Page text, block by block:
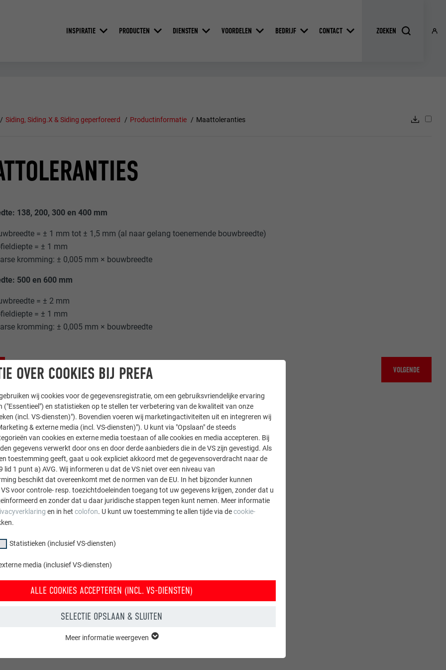
INSPIRATIE PRODUCTEN DIENSTEN VOORDELEN BEDRIJF CONTACT
Siding, Siding.X & Siding geperforeerd Productinformatie Maattoleranties
138, 200, 300 en 400 mm
= ± 1 mm tot ± 1,5 mm (al naar gelang toenemende bouwbreedte)
= ± 1 mm
kromming: ± 0,005 mm × bouwbreedte
500 en 600 mm
= ± 2 mm
= ± 1 mm
kromming: ± 0,005 mm × bouwbreedte
VOLGENDE
OVER COOKIES BIJ PREFA
wij cookies voor de gegevensregistratie, om een gebruiksvriendelijke ervaring
("Essentieel") en statistieken op te stellen ter verbetering van de kwaliteit van onze
(incl. VS-diensten)"). Bovendien voeren wij marketingactiviteiten uit en integreren wij
& externe media (incl. VS-diensten)"). U kunt via "Opslaan" de steeds
van cookies en externe media toestaan of alle cookies en media accepteren. Bij
gegevens verwerkt door ons en door derde aanbieders die in de VS zijn gevestigd. Als
toestemming geeft, gaat u ook expliciet akkoord met de gegevensoverdracht naar de
lid 1 punt a) AVG. Wij informeren u dat de VS niet over een niveau van
beschikt dat overeenkomt met de normen van de EU. In het bijzonder kunnen
voor controle- resp. toezichtdoeleinden toegang tot uw gegevens krijgen, zonder dat u
en zonder dat u daar juridische stappen tegen kunt nemen. Meer informatie
en in het colofon. U kunt uw toestemming te allen tijde via decookie-
Statistieken (inclusief VS-diensten)
media (inclusief VS-diensten)
ALLE COOKIES ACCEPTEREN (INCL. VS-DIENSTEN)
SELECTIE OPSLAAN & SLUITEN
Meer informatie weergeven